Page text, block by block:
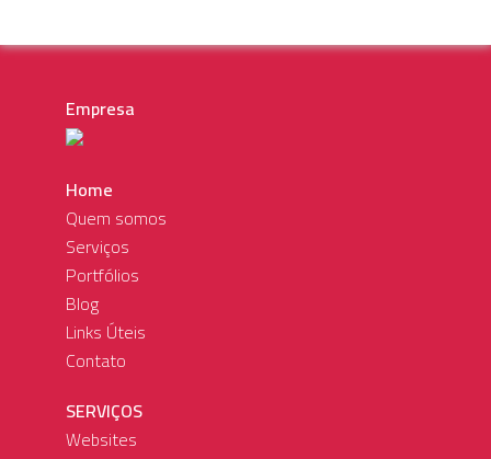
Empresa
Home
Quem somos
Serviços
Portfólios
Blog
Links Úteis
Contato
SERVIÇOS
Websites